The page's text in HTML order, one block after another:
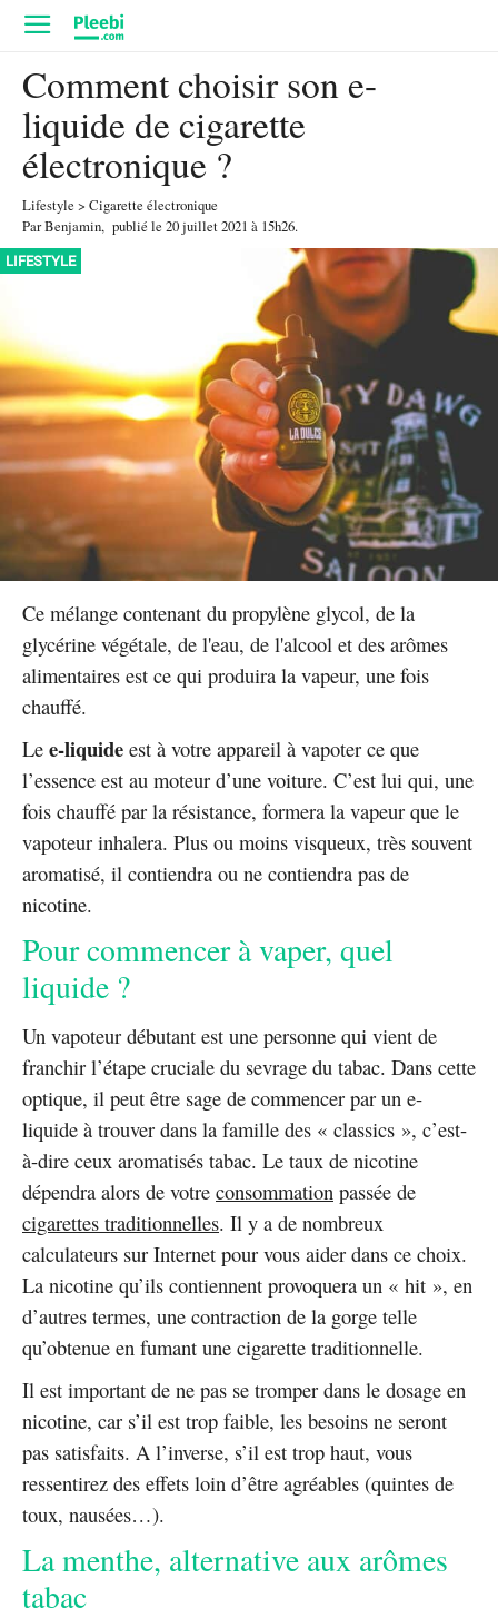
Comment choisir son e-
liquide de cigarette
électronique ?
Lifestyle > Cigarette électronique
ParBenjamin, publié le 20 juillet 2021 à 15h26.
LIFESTYLE
Ce mélange contenant du propylène glycol, de la
glycérine végétale, de l'eau, de l'alcool et des arômes
alimentaires est ce qui produira la vapeur, une fois
chauffé.
Le e-liquide est à votre appareil à vapoter ce que
l’essence est au moteur d’une voiture. C’est lui qui, une
fois chauffé par la résistance, formera la vapeur que le
vapoteur inhalera. Plus ou moins visqueux, très souvent
aromatisé, il contiendra ou ne contiendra pas de
nicotine.
Pour commencer à vaper, quel
liquide ?
Un vapoteur débutant est une personne qui vient de
franchir l’étape cruciale du sevrage du tabac. Dans cette
optique, il peut être sage de commencer par un e-
liquide à trouver dans la famille des « classics », c’est-
à-dire ceux aromatisés tabac. Le taux de nicotine
dépendra alors de votre consommation passée de
cigarettes traditionnelles. Il y a de nombreux
calculateurs sur Internet pour vous aider dans ce choix.
La nicotine qu’ils contiennent provoquera un « hit », en
d’autres termes, une contraction de la gorge telle
qu’obtenue en fumant une cigarette traditionnelle.
Il est important de ne pas se tromper dans le dosage en
nicotine, car s’il est trop faible, les besoins ne seront
pas satisfaits. A l’inverse, s’il est trop haut, vous
ressentirez des effets loin d’être agréables (quintes de
toux, nausées…).
La menthe, alternative aux arômes
tabac